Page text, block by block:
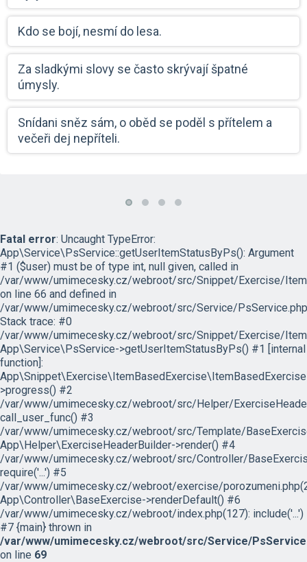
Kdo se bojí, nesmí do lesa.
Za sladkými slovy se často skrývají špatné
úmysly.
Snídani sněz sám, o oběd se poděl s přítelem a
večeři dej nepříteli.
Fatal error: Uncaught TypeError:
App\Service\PsService::getUserItemStatusByPs(): Argument
#1 ($user) must be of type int, null given, called in
/var/www/umimecesky.cz/webroot/src/Snippet/Exercise/
on line 66 and defined in
/var/www/umimecesky.cz/webroot/src/Service/
Stack trace: #0
/var/www/umimecesky.cz/webroot/src/Snippet/Exercise/
App\Service\PsService->getUserItemStatusByPs() #1 [internal
function]:
>progress() #2
/var/www/umimecesky.cz/webroot/src/Helper/
call_user_func() #3
/var/www/umimecesky.cz/webroot/src/Template/
App\Helper\ExerciseHeaderBuilder->render() #4
/var/www/umimecesky.cz/webroot/src/Controller/
require('...') #5
/var/www/umimecesky.cz/webroot/exercise/
App\Controller\BaseExercise->renderDefault() #6
/var/www/umimecesky.cz/webroot/index.php(127): include('...')
#7 {main} thrown in
/var/www/umimecesky.cz/webroot/src/Service/
on line 69